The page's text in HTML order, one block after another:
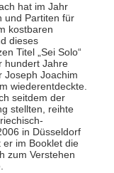
hat im Jahr
und Partiten für
kostbaren
dieses
Titel „Sei Solo“
hundert Jahre
Joseph Joachim
wiederentdeckte.
seitdem der
stellten, reihte
in Düsseldorf
er im Booklet die
zum Verstehen